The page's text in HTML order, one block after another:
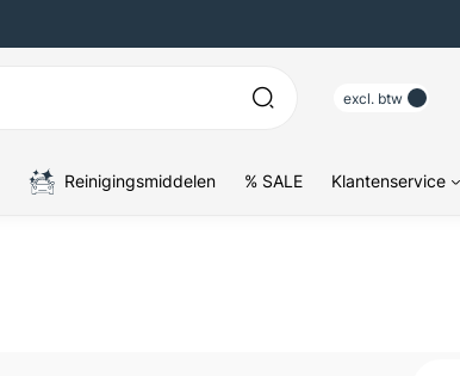
excl. btw
Reinigingsmiddelen % SALE Klantenservice